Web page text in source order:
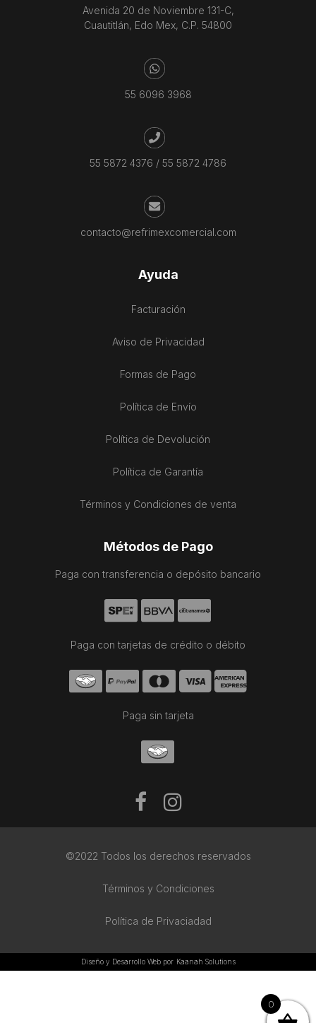
Avenida 20 de Noviembre 131-C,
Cuautitlán, Edo Mex, C.P. 54800
55 6096 3968
55 5872 4376 / 55 5872 4786
contacto@refrimexcomercial.com
Ayuda
Facturación
Aviso de Privacidad
Formas de Pago
Política de Envío
Política de Devolución
Política de Garantía
Términos y Condiciones de venta
Métodos de Pago
Paga con transferencia o depósito bancario
Paga con tarjetas de crédito o débito
Paga sin tarjeta
©2022 Todos los derechos reservados
Términos y Condiciones
Política de Privaciadad
Diseño y Desarrollo Web por Kaanah Solutions
0